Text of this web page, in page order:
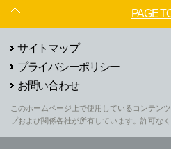
PAGE
サイトマップ
プライバシーポリシー
お問い合わせ
このホームページ上で使用しているコンテン
プおよび関係各社が所有しています。許可な